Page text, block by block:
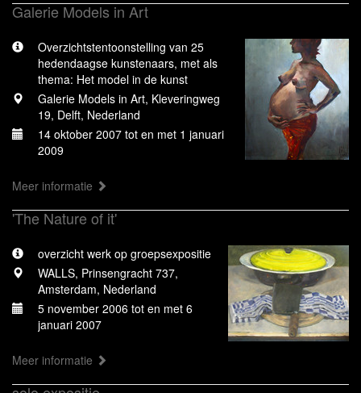
Galerie Models in Art
Overzichtstentoonstelling van 25
hedendaagse kunstenaars, met als
thema: Het model in de kunst
Galerie Models in Art, Kleveringweg
19, Delft, Nederland
14 oktober 2007 tot en met 1 januari
2009
Meer informatie
'The Nature of it'
overzicht werk op groepsexpositie
WALLS, Prinsengracht 737,
Amsterdam, Nederland
5 november 2006 tot en met 6
januari 2007
Meer informatie